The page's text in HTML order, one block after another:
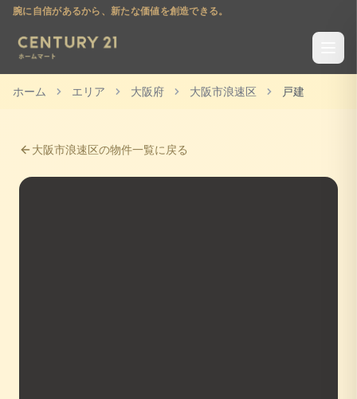
腕に自信があるから、新たな価値を創造できる。
ホーム エリア 大阪府 大阪市浪速区 戸建
大阪市浪速区の物件一覧に戻る